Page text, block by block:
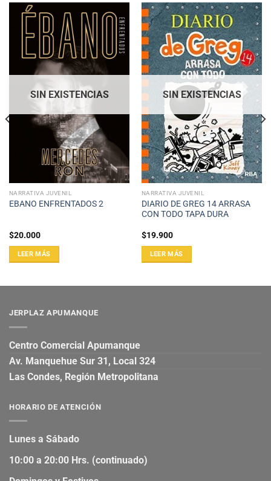
SIN EXISTENCIAS
NARRATIVA JUVENIL
EBANO ENFRENTADOS 2
$20.000
LEER MÁS
SIN EXISTENCIAS
NARRATIVA JUVENIL
DIARIO DE GREG 14 ARRASA
CON TODO TAPA DURA
$19.900
LEER MÁS
JERPLAZ APUMANQUE
Centro Comercial Apumanque
Av. Manquehue Sur 31, Local 324
Las Condes, Región Metropolitana
HORARIO DE ATENCIÓN
Lunes a Sábado
10:00 a 20:00 Hrs. (continuado)